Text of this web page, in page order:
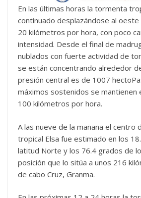
En las últimas horas la tormenta
continuado desplazándose al
20 kilómetros por hora, con poco
intensidad. Desde el final de
nublados con fuerte actividad de
se están concentrando alrededor
presión central es de 1007
máximos sostenidos se mantienen
100 kilómetros por hora.
A las nueve de la mañana el centro
tropical Elsa fue estimado en los
latitud Norte y los 76.4 grados de
posición que lo sitúa a unos 216
de cabo Cruz, Granma.